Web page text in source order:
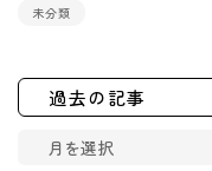
未分類
過去の記事